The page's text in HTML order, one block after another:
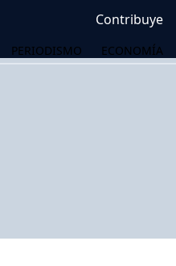
Contribuye
PERIODISMO ECONOMÍA